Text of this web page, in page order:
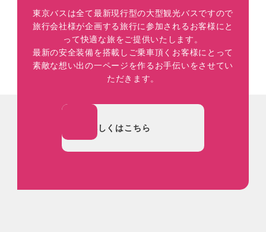
東京バスは全て最新現行型の大型観光バスですので
旅行会社様が企画する旅行に参加されるお客様にと
って快適な旅をご提供いたします。
最新の安全装備を搭載しご乗車頂くお客様にとって
素敵な想い出の一ページを作るお手伝いをさせてい
ただきます。
詳しくはこちら